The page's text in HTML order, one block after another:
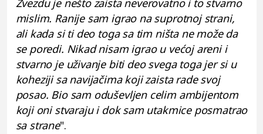
Zvezdu je nešto zaista neverovatno i to stvarno
mislim. Ranije sam igrao na suprotnoj strani,
ali kada si ti deo toga sa tim ništa ne može da
se poredi. Nikad nisam igrao u većoj areni i
stvarno je uživanje biti deo svega toga jer si u
koheziji sa navijačima koji zaista rade svoj
posao. Bio sam oduševljen celim ambijentom
koji oni stvaraju i dok sam utakmice posmatrao
sa strane".